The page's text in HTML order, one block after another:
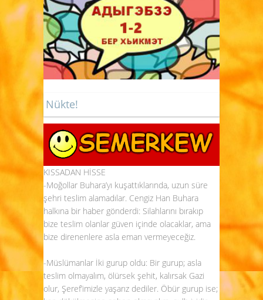
Nükte!
KISSADAN HİSSE
-Moğollar Buhara’yı kuşattıklarında, uzun süre
şehri teslim alamadılar. Cengiz Han Buhara
halkına bir haber gönderdi: Silahlarını bırakıp
bize teslim olanlar güven içinde olacaklar, ama
bize direnenlere asla eman vermeyeceğiz.
-Müslümanlar İki gurup oldu: Bir gurup; asla
teslim olmayalım, ölürsek şehit, kalırsak Gazi
olur, Şeref’imizle yaşarız dediler. Öbür gurup ise;